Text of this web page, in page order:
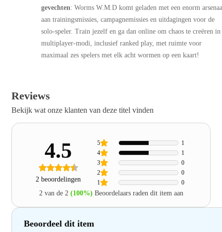
gevechten: Worms W.M.D komt geladen met een enorm
aan trainingsmissies, campagnemissies en uitdagingen voor de
solo-speler. Train jezelf en ga dan online om chaos te creëren in
multiplayer-modi, inclusief ranked play, met ruimte voor
maximaal zes spelers met elk acht wormen op een kaart!
Reviews
Bekijk wat onze klanten van deze titel vinden
4.5
2 beoordelingen 1 0
2 0
3 0
4 1
5 1
2 van de 2 (100%) Beoordelaars raden dit item aan
Beoordeel dit item